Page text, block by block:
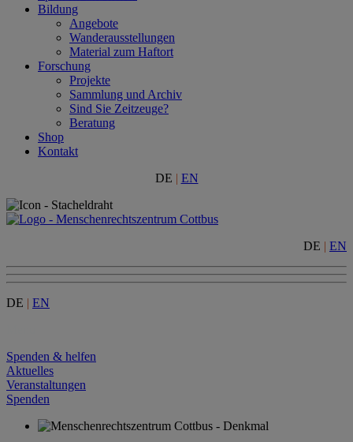
Bildung
Angebote
Wanderausstellungen
Material zum Haftort
Forschung
Projekte
Sammlung und Archiv
Sind Sie Zeitzeuge?
Beratung
Shop
Kontakt
DE | EN
DE | EN
DE | EN
Spenden & helfen
Aktuelles
Veranstaltungen
Spenden